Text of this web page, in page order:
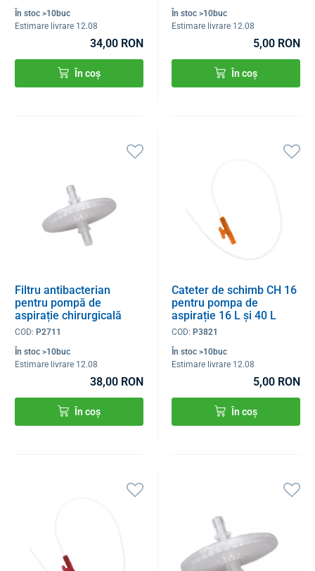
În stoc >10buc
Estimare livrare 12.08
34,00 RON
În coș
În stoc >10buc
Estimare livrare 12.08
5,00 RON
În coș
Filtru antibacterian
pentru pompă de
aspirație chirurgicală
16L / 40L
COD: P2711
În stoc >10buc
Estimare livrare 12.08
38,00 RON
În coș
Cateter de schimb CH 16
pentru pompa de
aspirație 16 L și 40 L
pentru adulți
COD: P3821
În stoc >10buc
Estimare livrare 12.08
5,00 RON
În coș